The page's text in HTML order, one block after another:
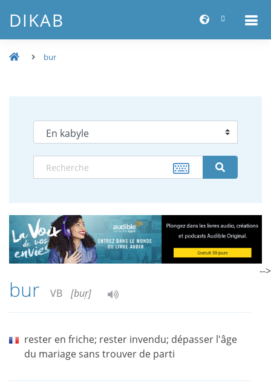
DIKAB
bur
bur VB [buṛ]
rester en friche; rester invendu; dépasser l'âge
du mariage sans trouver de parti
-->